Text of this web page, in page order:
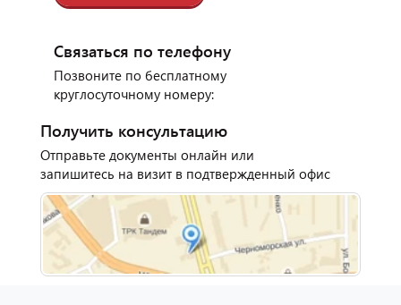
Отзыв от представителя
Автомобиль".
Связаться по телефону
Позвоните по бесплатному
круглосуточному номеру:
Получить консультацию
Отправьте документы онлайн или
запишитесь на визит в подтвержденный офис